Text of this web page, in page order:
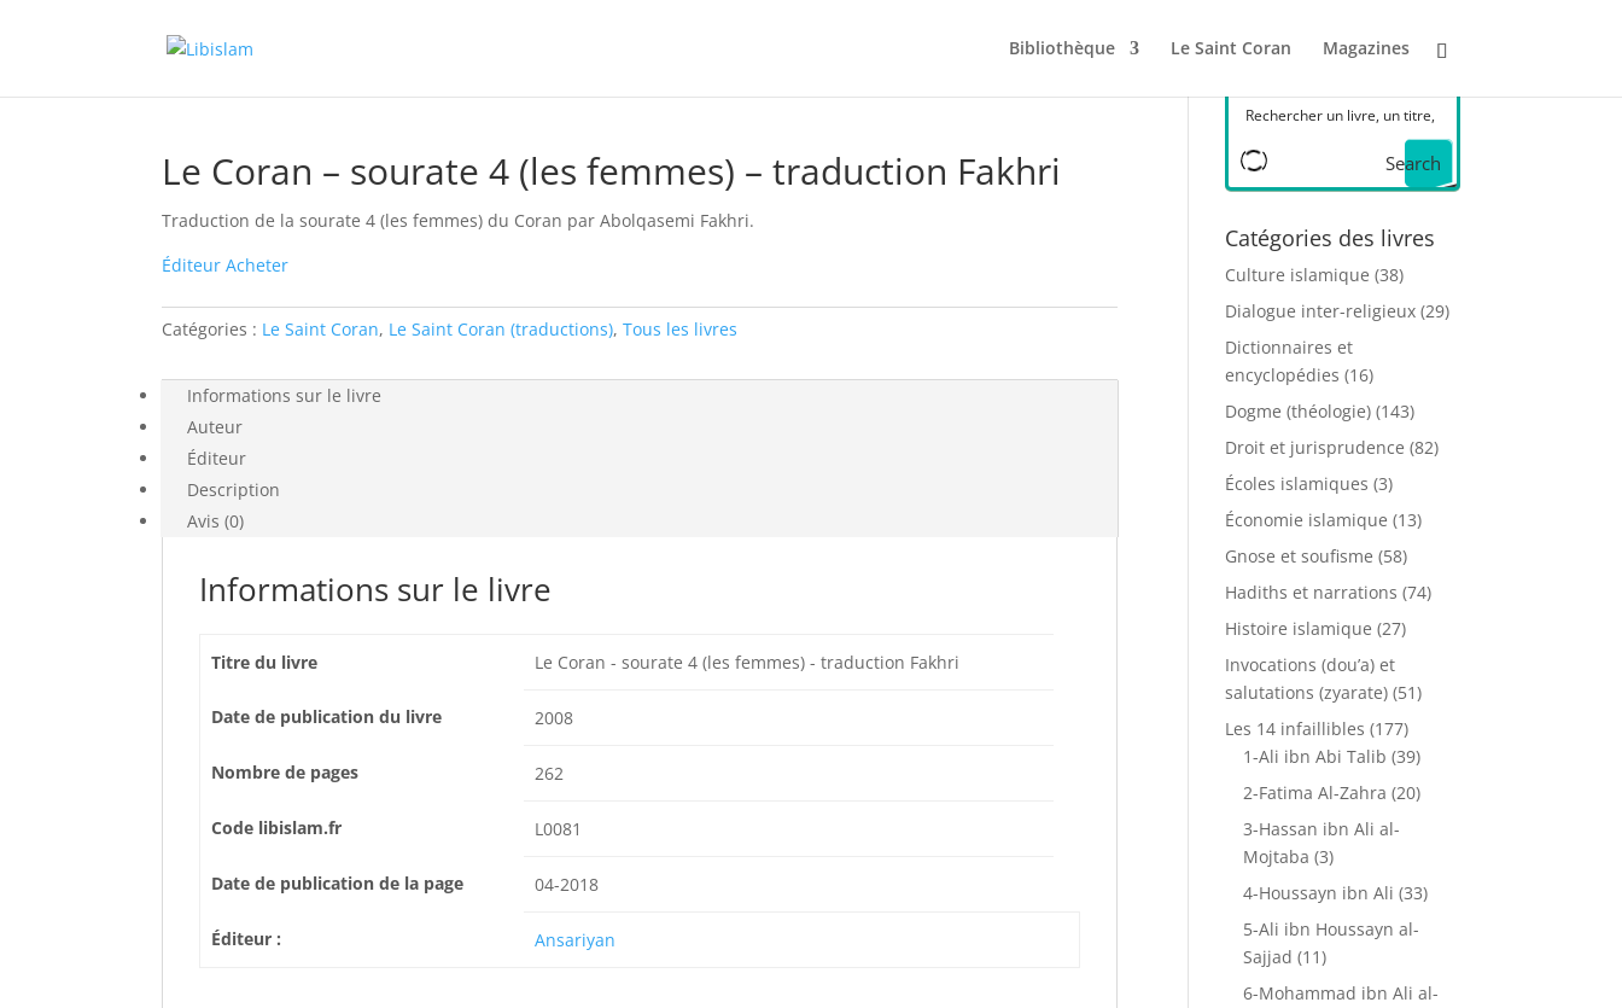
Bibliothèque Le Saint Coran
Magazines
Le Coran – sourate 4 (les femmes) – traduction Fakhri
Traduction de la sourate 4 (les femmes) du Coran par Abolqasemi Fakhri.
Éditeur Acheter
Catégories : Le Saint Coran, Le Saint Coran (traductions),Tous les livres
Informations sur le livre
Auteur
Éditeur
Description
Avis (0)
Informations sur le livre
Titre du livre Le Coran - sourate 4 (les femmes) - traduction Fakhri
Date de publication du livre 2008
Nombre de pages 262
Code libislam.fr L0081
Date de publication de la page 04-2018
Éditeur : Ansariyan
Search
Catégories des livres
Culture islamique (38)
Dialogue inter-religieux (29)
Dictionnaires et
encyclopédies (16)
Dogme (théologie) (143)
Droit et jurisprudence (82)
Écoles islamiques (3)
Économie islamique (13)
Gnose et soufisme (58)
Hadiths et narrations (74)
Histoire islamique (27)
Invocations (dou’a) et
salutations (zyarate) (51)
Les 14 infaillibles (177)
1-Ali ibn Abi Talib (39)
2-Fatima Al-Zahra (20)
3-Hassan ibn Ali al-
Mojtaba (3)
4-Houssayn ibn Ali (33)
5-Ali ibn Houssayn al-
Sajjad (11)
6-Mohammad ibn Ali al-